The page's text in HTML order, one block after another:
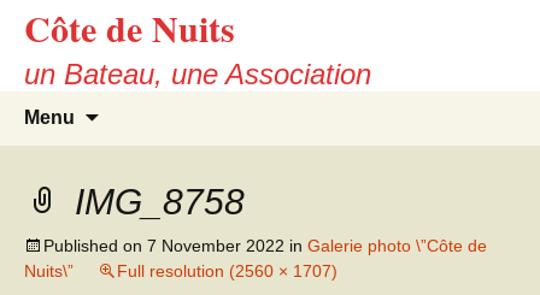
content
Côte de Nuits
un Bateau, une Association
Menu
IMG_8758
Published on 7 November 2022 in Galerie photo \”Côte de
Nuits\”
Full resolution (2560 × 1707)